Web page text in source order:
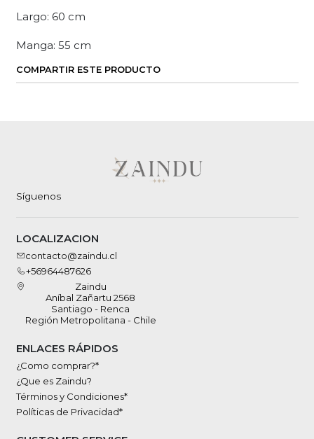
Largo: 60 cm
Manga: 55 cm
COMPARTIR ESTE PRODUCTO
Síguenos
LOCALIZACION
contacto@zaindu.cl
+56964487626
Zaindu
Aníbal Zañartu 2568
Santiago - Renca
Región Metropolitana - Chile
ENLACES RÁPIDOS
¿Como comprar?*
¿Que es Zaindu?
Términos y Condiciones*
Políticas de Privacidad*